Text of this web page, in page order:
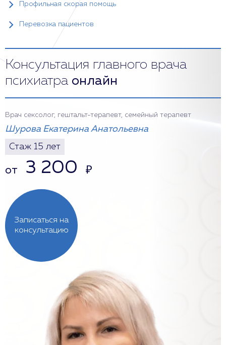
Профильная скорая помощь
Перевозка пациентов
Консультация главного врача
психиатра онлайн
Записаться на
консультацию
Врач сексолог, гештальт-терапевт, семейный терапевт
Шурова Екатерина Анатольевна
Стаж 15 лет
от 3 200 ₽